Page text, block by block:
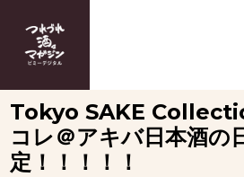
Tokyo SAKE
コレ＠アキバ日本酒の
定！！！！！